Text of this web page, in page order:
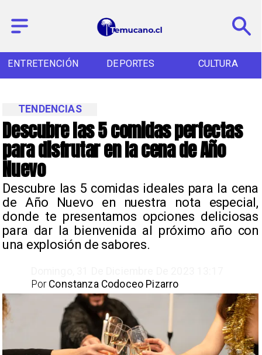
ENTRETENCIÓN DEPORTES CULTURA
Descubre las 5 comidas perfectas
para disfrutar en la cena de Año
Nuevo
Descubre las 5 comidas ideales para la cena
de Año Nuevo en nuestra nota especial,
donde te presentamos opciones deliciosas
para dar la bienvenida al próximo año con
una explosión de sabores.
TENDENCIAS
Constanza Codoceo Pizarro
Por